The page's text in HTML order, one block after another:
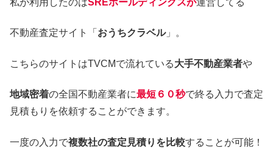
私が利用したのはSREホールディングスが運営してる
不動産査定サイト「 おうちクラベル」。
こちらのサイトはTVCMで流れている大手不動産業者や
地域密着の全国不動産業者に最短６０秒で終る入力で査定
見積もりを依頼することができます。
一度の入力で複数社の査定見積りを比較することが可能！